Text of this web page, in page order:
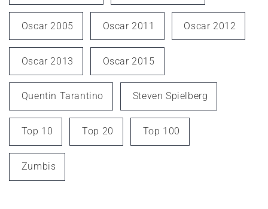
Oscar 2005 Oscar 2011 Oscar 2012
Oscar 2013 Oscar 2015
Quentin Tarantino Steven Spielberg
Top 10 Top 20 Top 100
Zumbis